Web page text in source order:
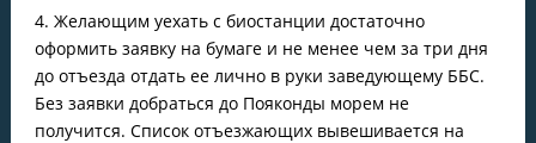
4. Желающим уехать с биостанции достаточно
оформить заявку на бумаге и не менее чем за три дня
до отъезда отдать ее лично в руки заведующему ББС.
Без заявки добраться до Пояконды морем не
получится. Список отъезжающих вывешивается на